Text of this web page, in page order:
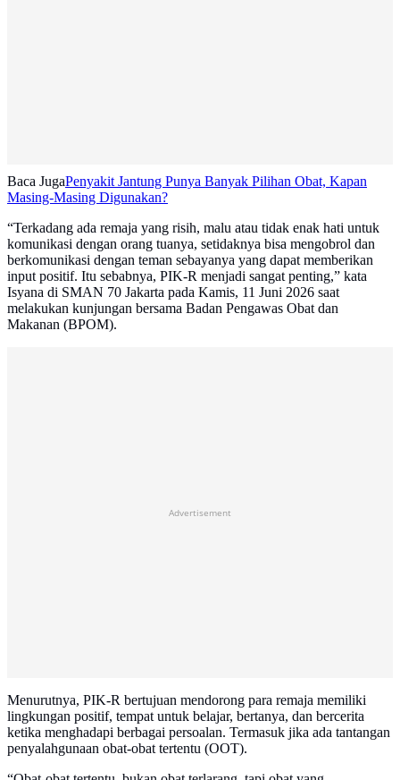
Baca JugaPenyakit Jantung Punya Banyak Pilihan Obat, Kapan
Masing-Masing Digunakan?
“Terkadang ada remaja yang risih, malu atau tidak enak hati untuk
komunikasi dengan orang tuanya, setidaknya bisa mengobrol dan
berkomunikasi dengan teman sebayanya yang dapat memberikan
input positif. Itu sebabnya, PIK-R menjadi sangat penting,” kata
Isyana di SMAN 70 Jakarta pada Kamis, 11 Juni 2026 saat
melakukan kunjungan bersama Badan Pengawas Obat dan
Makanan (BPOM).
Advertisement
Menurutnya, PIK-R bertujuan mendorong para remaja memiliki
lingkungan positif, tempat untuk belajar, bertanya, dan bercerita
ketika menghadapi berbagai persoalan. Termasuk jika ada tantangan
penyalahgunaan obat-obat tertentu (OOT).